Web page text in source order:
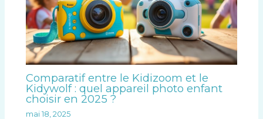
Comparatif entre le Kidizoom et le
Kidywolf : quel appareil photo enfant
choisir en 2025 ?
mai 18, 2025